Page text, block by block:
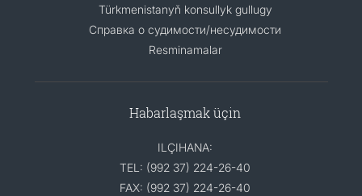
Türkmenistanyň konsullyk gullugy
Справка о судимости/несудимости
Resminamalar
Habarlaşmak üçin
ILÇIHANA:
TEL: (992 37) 224-26-40
FAX: (992 37) 224-26-40